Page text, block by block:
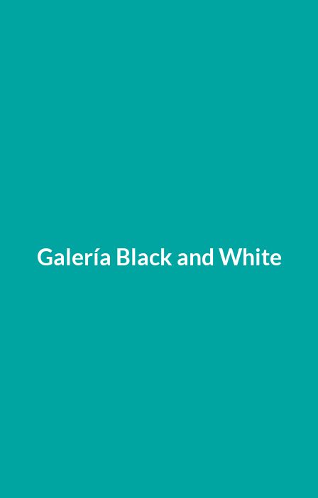
Galería Black and White